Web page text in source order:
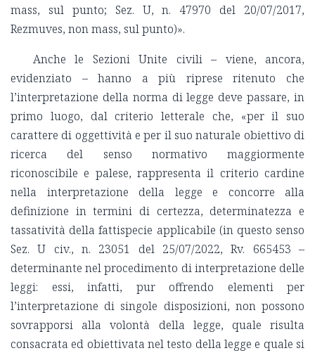
mass, sul punto; Sez. U, n. 47970 del 20/07/2017,
Rezmuves, non mass, sul punto)».
Anche le Sezioni Unite civili – viene, ancora,
evidenziato – hanno a più riprese ritenuto che
l’interpretazione della norma di legge deve passare, in
primo luogo, dal criterio letterale che, «per il suo
carattere di oggettività e per il suo naturale obiettivo di
ricerca del senso normativo maggiormente
riconoscibile e palese, rappresenta il criterio cardine
nella interpretazione della legge e concorre alla
definizione in termini di certezza, determinatezza e
tassatività della fattispecie applicabile (in questo senso
Sez. U civ., n. 23051 del 25/07/2022, Rv. 665453 –
determinante nel procedimento di interpretazione delle
leggi: essi, infatti, pur offrendo elementi per
l’interpretazione di singole disposizioni, non possono
sovrapporsi alla volontà della legge, quale risulta
consacrata ed obiettivata nel testo della legge e quale si